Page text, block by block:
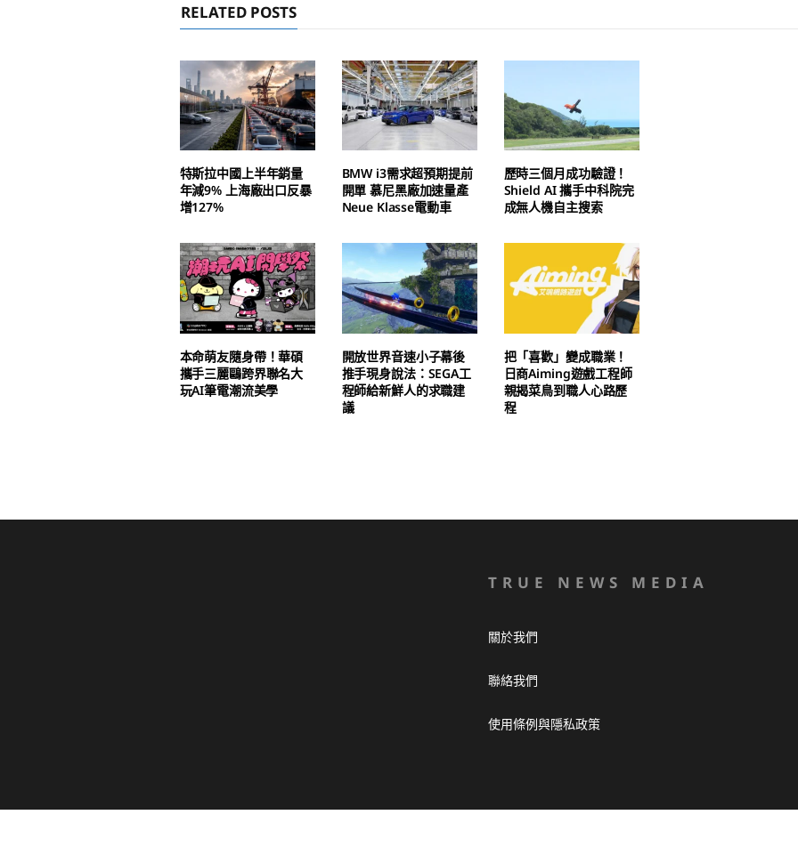
RELATED POSTS
特斯拉中國上半年銷量
年減9% 上海廠出口反暴
增127%
BMW i3需求超預期提前
開單 慕尼黑廠加速量產
Neue Klasse電動車
歷時三個月成功驗證！
Shield AI 攜手中科院完
成無人機自主搜索
本命萌友隨身帶！華碩
攜手三麗鷗跨界聯名大
玩AI筆電潮流美學
開放世界音速小子幕後
推手現身說法：SEGA工
程師給新鮮人的求職建
議
把「喜歡」變成職業！
日商Aiming遊戲工程師
親揭菜鳥到職人心路歷
程
TRUE NEWS MEDIA
關於我們
聯絡我們
使用條例與隱私政策